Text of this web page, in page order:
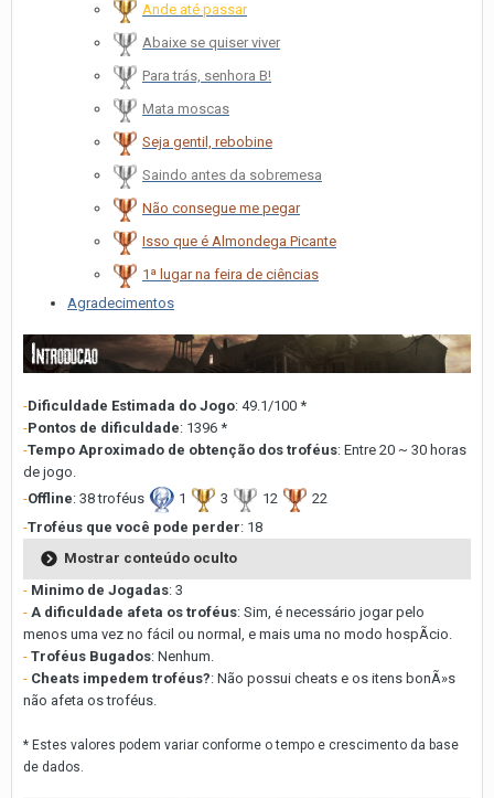
Ande até passar
Abaixe se quiser viver
Para trás, senhora B!
Mata moscas
Seja gentil, rebobine
Saindo antes da sobremesa
Não consegue me pegar
Isso que é Almondega Picante
1ª lugar na feira de ciências
Agradecimentos
-Dificuldade Estimada do Jogo: 49.1/100 *
-Pontos de dificuldade: 1396 *
-Tempo Aproximado de obtenção dos troféus: Entre 20 ~ 30 horas
de jogo.
-Offline: 38 troféus 1 3 12
22
-Troféus que você pode perder: 18
Mostrar conteúdo oculto
- Minimo de Jogadas: 3
- A dificuldade afeta os troféus: Sim, é necessário jogar pelo
menos uma vez no fácil ou normal, e mais uma no modo hospÃ­cio.
- Troféus Bugados: Nenhum.
- Cheats impedem troféus?: Não possui cheats e os itens bonÃ»s
não afeta os troféus.
* Estes valores podem variar conforme o tempo e crescimento da base
de dados.